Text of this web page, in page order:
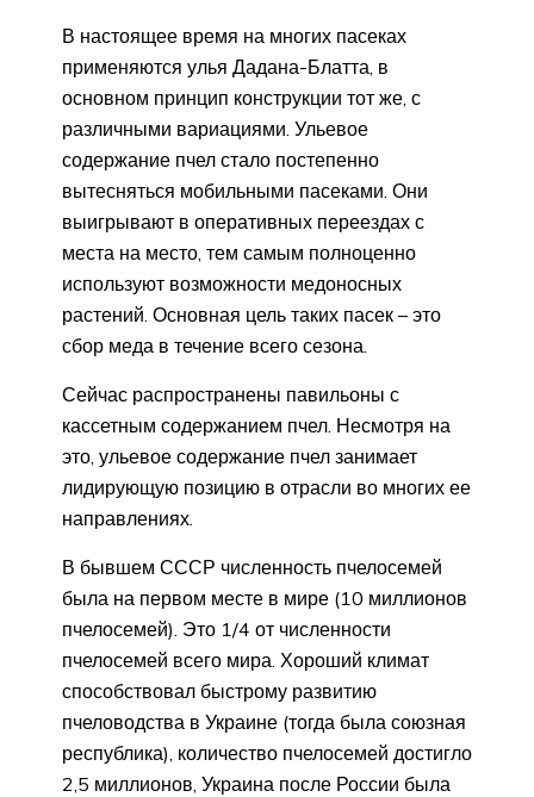
В настоящее время на многих пасеках
применяются улья Дадана-Блатта, в
основном принцип конструкции тот же, с
различными вариациями. Ульевое
содержание пчел стало постепенно
вытесняться мобильными пасеками. Они
выигрывают в оперативных переездах с
места на место, тем самым полноценно
используют возможности медоносных
растений. Основная цель таких пасек – это
сбор меда в течение всего сезона.
Сейчас распространены павильоны с
кассетным содержанием пчел. Несмотря на
это, ульевое содержание пчел занимает
лидирующую позицию в отрасли во многих ее
направлениях.
В бывшем СССР численность пчелосемей
была на первом месте в мире (10 миллионов
пчелосемей). Это 1/4 от численности
пчелосемей всего мира. Хороший климат
способствовал быстрому развитию
пчеловодства в Украине (тогда была союзная
республика), количество пчелосемей достигло
2,5 миллионов, Украина после России была